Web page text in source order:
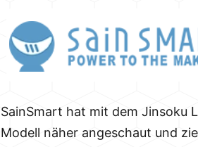
SainSmart hat mit dem Jinsoku
Modell näher angeschaut und